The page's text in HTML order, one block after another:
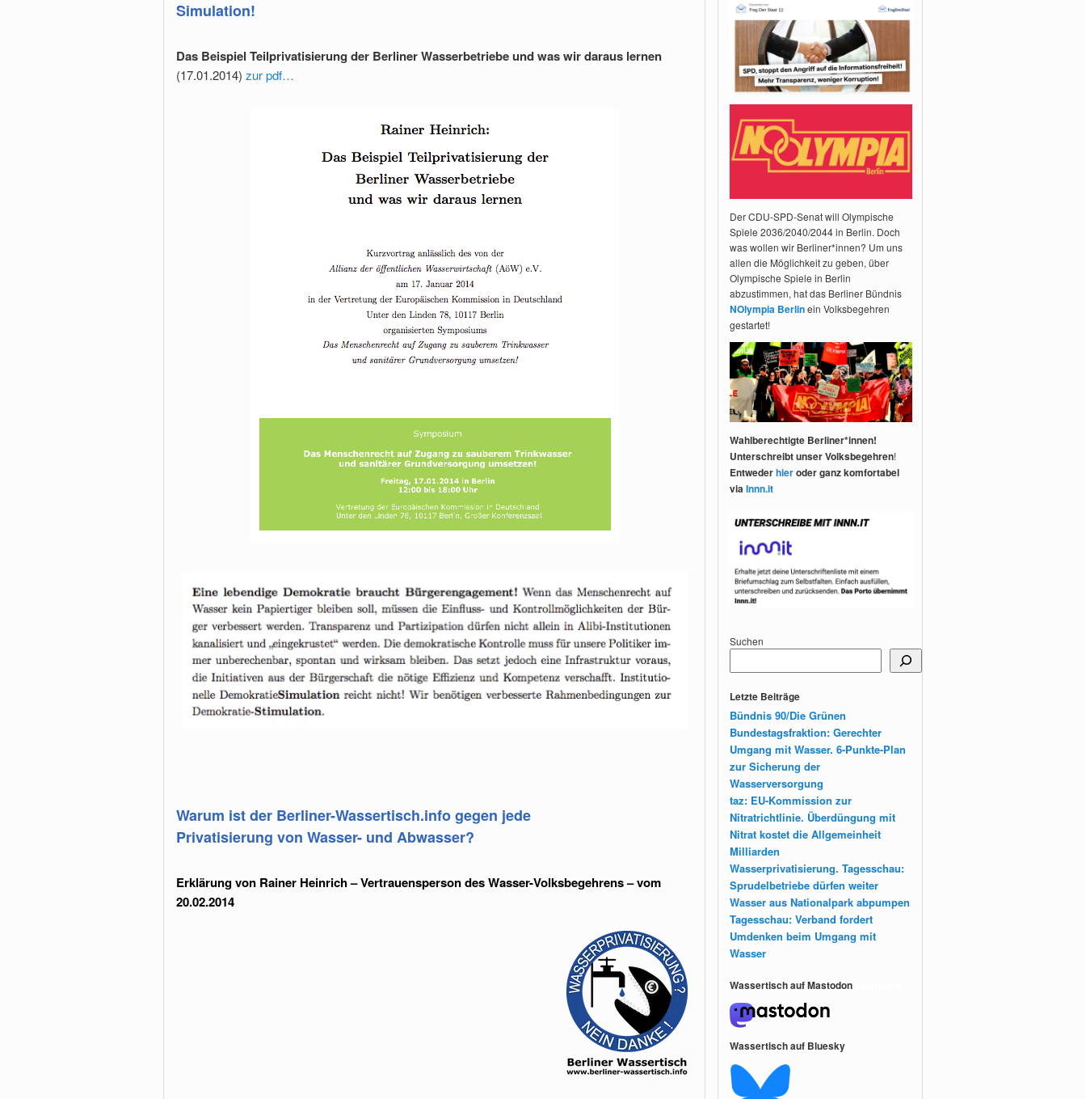
Simulation!
Das Beispiel Teilprivatisierung der Berliner Wasserbetriebe und was wir daraus lernen
(17.01.2014) zur pdf…
Warum ist der Berliner-Wassertisch.info gegen jede
Privatisierung von Wasser- und Abwasser?
Erklärung von Rainer Heinrich – Vertrauensperson des Wasser-Volksbegehrens – vom
20.02.2014
Der CDU-SPD-Senat will Olympische
Spiele 2036/2040/2044 in Berlin. Doch
was wollen wir Berliner*innen? Um uns
allen die Möglichkeit zu geben, über
Olympische Spiele in Berlin
abzustimmen, hat das Berliner Bündnis
NOlympia Berlinein Volksbegehren
gestartet!
Wahlberechtigte Berliner*innen!
Unterschreibt unser Volksbegehren!
Entwederhieroder ganz komfortabel
viaInnn.it
Suchen
Letzte Beiträge
Bündnis 90/Die Grünen
Bundestagsfraktion: Gerechter
Umgang mit Wasser. 6-Punkte-Plan
zur Sicherung der
Wasserversorgung
taz: EU-Kommission zur
Nitratrichtlinie. Überdüngung mit
Nitrat kostet die Allgemeinheit
Milliarden
Wasserprivatisierung. Tagesschau:
Sprudelbetriebe dürfen weiter
Wasser aus Nationalpark abpumpen
Tagesschau: Verband fordert
Umdenken beim Umgang mit
Wasser
Wassertisch auf Mastodon
Wassertisch auf Bluesky